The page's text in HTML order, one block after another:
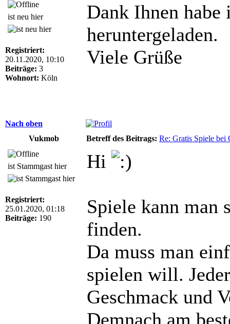
ist neu hier
Registriert:
20.11.2020, 10:10
Beiträge: 3
Wohnort: Köln
Dank Ihnen habe
heruntergeladen.
Viele Grüße
Nach oben
Vukmob
Betreff des Beitrags: Re: Gratis Spiele bei
ist Stammgast hier
Registriert:
25.01.2020, 01:18
Beiträge: 190
Hi
Spiele kann
finden.
Da muss man
spielen will.
Geschmack und
Demnach am